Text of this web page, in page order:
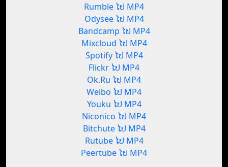
Rumble ໄປ MP4
Odysee ໄປ MP4
Bandcamp ໄປ MP4
Mixcloud ໄປ MP4
Spotify ໄປ MP4
Flickr ໄປ MP4
Ok.Ru ໄປ MP4
Weibo ໄປ MP4
Youku ໄປ MP4
Niconico ໄປ MP4
Bitchute ໄປ MP4
Rutube ໄປ MP4
Peertube ໄປ MP4